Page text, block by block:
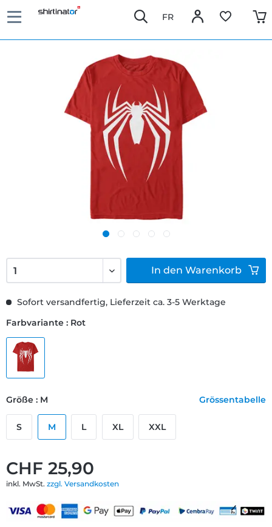
FR
CHF 25,90
inkl. MwSt. zzgl. Versandkosten
Sofort versandfertig, Lieferzeit ca. 3-5 Werktage
Farbvariante : Rot
Größe : M Grössentabelle
S M L XL XXL
In den Warenkorb